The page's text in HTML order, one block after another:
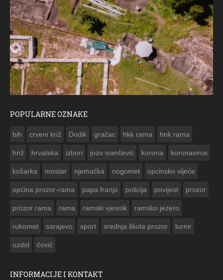
POPULARNE OZNAKE
bih crveni križ Dodik gračac hkk rama hnk rama
hnž hrvatska izbori jozo ivančević korona koronavirus
košarka mostar njemačka nogomet opcinsko vijeće
općina prozor-rama papa franjo policija povijest prozor
prozor rama rama ramski vjesnik ramsko jezero
rukomet sarajevo sport srednja škola prozor turnir
uzdol čović
INFORMACIJE I KONTAKT